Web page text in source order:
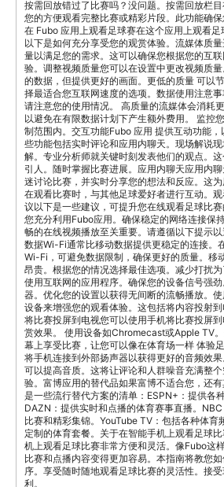
按需回放错过了比赛吗？没问题。按需回放栏
您的方便观看完整比赛或精彩片段。此功能确保
在 Fubo 应用上观看足球赛在这个应用上观看足
以下是如何充分享受您的观赏体验。流媒体质
量以满足您的需求。这可以确保您根据您的互
验。调整视频质量您可以在设置中更改视频质
的数据，但提供更好的画面。更低的质量 可以
择最适合您互联网速度的选项。数据使用注意事
请注意您的使用情况。 高质量的流媒体会消耗
以避免在有限数据计划下产生额外费用。 监控
制范围内。交互功能Fubo 应用 提供互动功能
些功能包括实时评论和应用内聊天。现场解说
解。专业分析师就关键时刻发表他们的观点。
引人。随时掌握比赛进展。应用内聊天应用内
迷讨论比赛，并实时分享您的想法和反应。这为
在观看比赛时，与其他足球爱好者进行互动。
议以下是一些建议，可提升您在线观看足球比
您充分利用Fubo应用。确保稳定的网络连接保
畅的在线视频播放至关重要。请遵循以下提示
数据Wi-Fi通常比移动数据提供更稳定的连接。
Wi-Fi，可避免数据限制，确保更好的质量。移
昂贵。根据您的情况选择最佳选项。减少打扰
使用互联网的应用程序。确保您的设备信号强
器。优化您的设置以获得无间断的流畅播放。
设备来增强您的观看体验。这包括将内容投射到
将比赛投屏到电视您可以使用手机将比赛投屏
赏效果。 使用设备如Chromecast或Apple TV
幕上享受比赛，让您可以像在体育场一样 体验
将手机连接到外部扬声器以获得更好的音频效
可以提高音质。这将让评论和人群噪音充满整
验。富博应用的替代品如果富博不适合您，还
是一些流行替代方案的清单：ESPN+：提供各
DAZN：提供实时和点播的体育赛事直播。
比赛和精彩集锦。YouTube TV：包括各种体育
定制的体育套餐。关于在智能手机上观看足球
机上观看足球比赛非常方便和灵活。像Fubo这
比赛和点播内容变得更加容易。本指南将教您
序。享受随时随地观看足球比赛的灵活性。接
利。